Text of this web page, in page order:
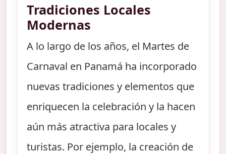
Tradiciones Locales
Modernas
A lo largo de los años, el Martes de
Carnaval en Panamá ha incorporado
nuevas tradiciones y elementos que
enriquecen la celebración y la hacen
aún más atractiva para locales y
turistas. Por ejemplo, la creación de